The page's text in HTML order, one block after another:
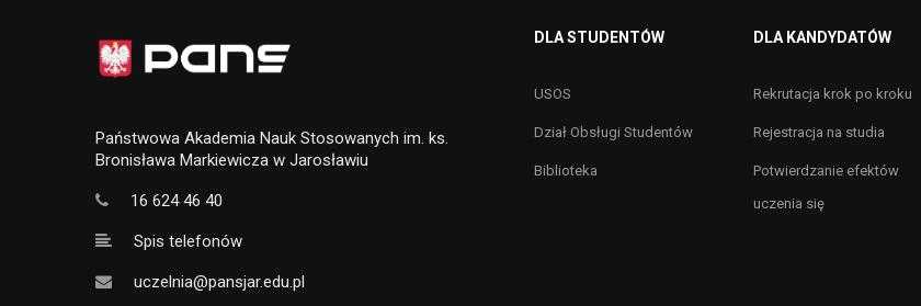
Państwowa Akademia Nauk Stosowanych im. ks.
Bronisława Markiewicza w Jarosławiu
16 624 46 40
Spis telefonów
uczelnia@pansjar.edu.pl
DLA STUDENTÓW
USOS
Dział Obsługi Studentów
Biblioteka
DLA KANDYDATÓW
Rekrutacja krok po kroku
Rejestracja na studia
Potwierdzanie efektów
uczenia się